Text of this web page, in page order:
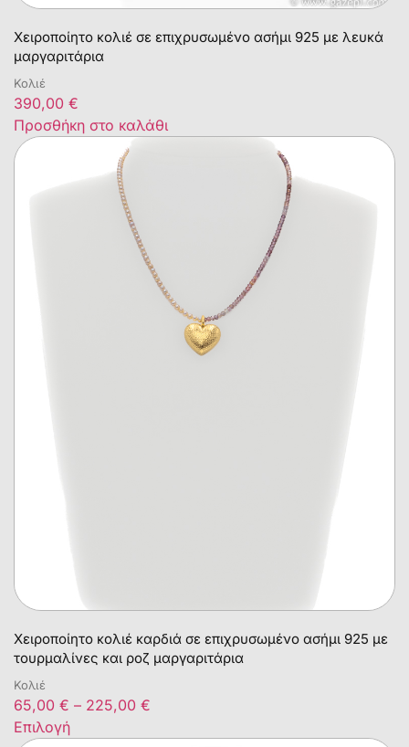
Χειροποίητο κολιέ σε επιχρυσωμένο ασήμι 925 με λευκά
μαργαριτάρια
Κολιέ
390,00 €
Προσθήκη στο καλάθι
Χειροποίητο κολιέ καρδιά σε επιχρυσωμένο ασήμι 925 με
τουρμαλίνες και ροζ μαργαριτάρια
Κολιέ
65,00 € – 225,00 €
Επιλογή